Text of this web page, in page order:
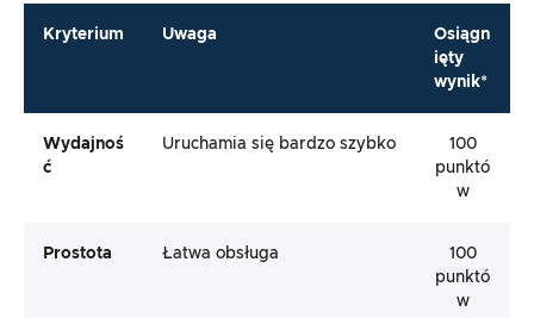
Kryterium Uwaga
Osiągn
ięty
wynik*
Wydajnoś
Ć
Uruchamia się bardzo szybko
100
punktó
w
Prostota Łatwa obsługa
100
punktó
w